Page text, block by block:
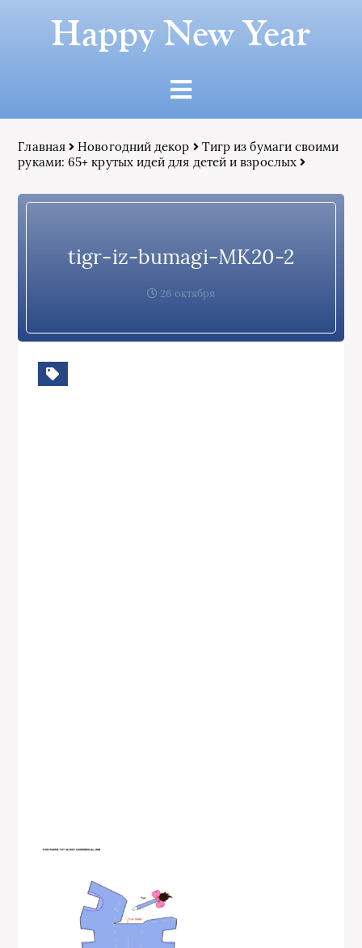
Happy New Year
Главная Новогодний декор
Тигр из бумаги своими
руками: 65+ крутых идей для детей и взрослых
tigr-iz-bumagi-MK20-2
26 октября